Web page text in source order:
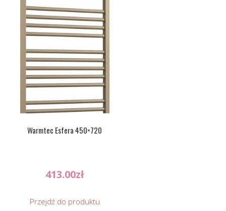
Warmtec Esfera 450×720
413.00zł
Przejdź do produktu